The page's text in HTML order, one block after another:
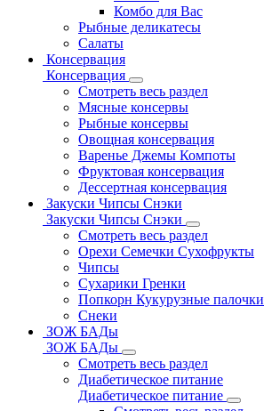
Комбо для Вас
Рыбные деликатесы
Салаты
Консервация
Консервация
Смотреть весь раздел
Мясные консервы
Рыбные консервы
Овощная консервация
Варенье Джемы Компоты
Фруктовая консервация
Дессертная консервация
Закуски Чипсы Снэки
Закуски Чипсы Снэки
Смотреть весь раздел
Орехи Семечки Сухофрукты
Чипсы
Сухарики Гренки
Попкорн Кукурузные палочки
Снеки
ЗОЖ БАДы
ЗОЖ БАДы
Смотреть весь раздел
Диабетическое питание
Диабетическое питание